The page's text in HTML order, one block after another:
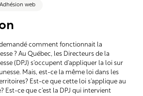
Adhésion web
comment fonctionnait la
? Au Québec, les Directeurs de la
(DPJ) s’occupent d’appliquer la loi sur
Mais, est-ce la même loi dans les
Est-ce que cette loi s’applique au
Est-ce que c’est la DPJ qui intervient